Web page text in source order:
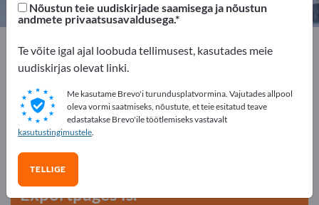
Exportpages Tekstiilid
Riietus
Töö- ja ametirõivastus
Ühekordselt kasutatav riietus
Reklaamige tasuta Exportpages'is!
Vajadused – Pakkumised – Kasutatud kaubad –
Ärikontaktid >> alustage siit
Avalikusta oma ettevõte ja tooted
Exportpages'is.
Nõustun teie uudiskirjade saamisega ja nõustun
andmete privaatsusavaldusega.
Te võite igal ajal loobuda tellimusest, kasutades meie
uudiskirjas olevat linki.
Me kasutame Brevo'i turundusplatvormina. Vajutades allpool
oleva vormi saatmiseks, nõustute, et teie esitatud teave
edastatakse Brevo'ile töötlemiseks vastavalt
kasutustingimustele.
TELLIGE